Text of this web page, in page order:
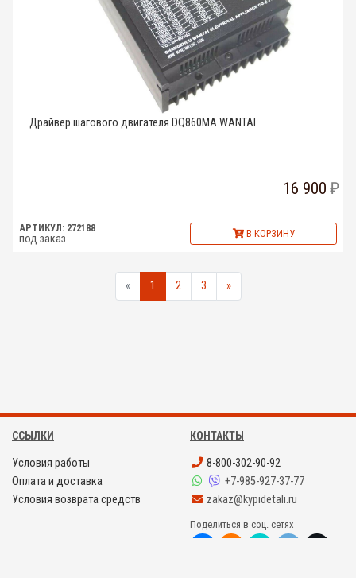
Драйвер шагового двигателя DQ860MA WANTAI
16 900
АРТИКУЛ: 272188
под заказ В КОРЗИНУ
« 1 2 3 »
ССЫЛКИ
Условия работы
Оплата и доставка
Условия возврата средств
КОНТАКТЫ
8-800-302-90-92
+7-985-927-37-77
zakaz@kypidetali.ru
Поделиться в соц. сетях